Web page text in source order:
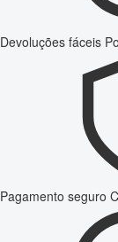
Devoluções fáceis
Pagamento seguro